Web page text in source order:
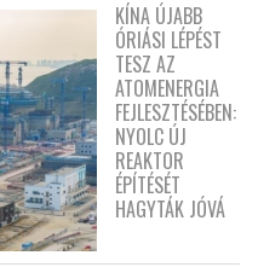
KÍNA ÚJABB
ÓRIÁSI LÉPÉST
TESZ AZ
ATOMENERGIA
FEJLESZTÉSÉBEN:
NYOLC ÚJ
REAKTOR
ÉPÍTÉSÉT
HAGYTÁK JÓVÁ